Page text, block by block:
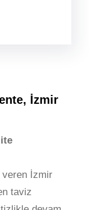
İzmir
veren İzmir
taviz